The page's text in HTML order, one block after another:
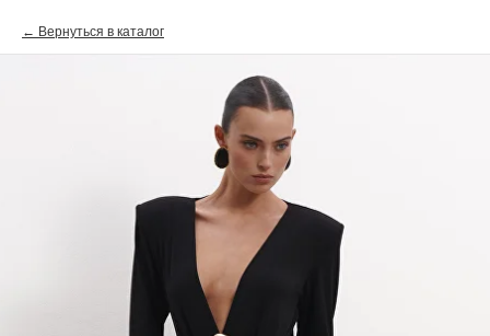
Вернуться в каталог